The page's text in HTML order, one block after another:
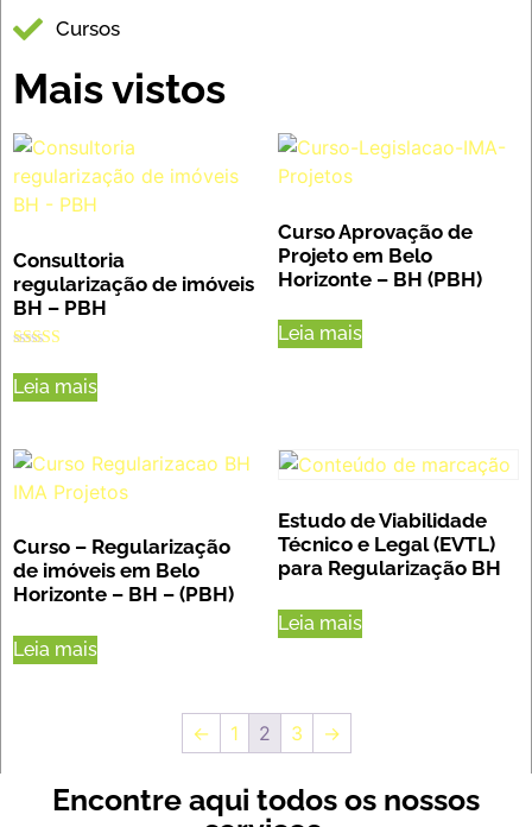
Cursos
Mais vistos
Consultoria
regularização de imóveis
BH – PBH
5.00
de 5
Leia mais
Curso Aprovação de
Projeto em Belo
Horizonte – BH (PBH)
Leia mais
Curso – Regularização
de imóveis em Belo
Horizonte – BH – (PBH)
Leia mais
Estudo de Viabilidade
Técnico e Legal (EVTL)
para Regularização BH
Leia mais
← 1 2 3 →
Encontre aqui todos os nossos